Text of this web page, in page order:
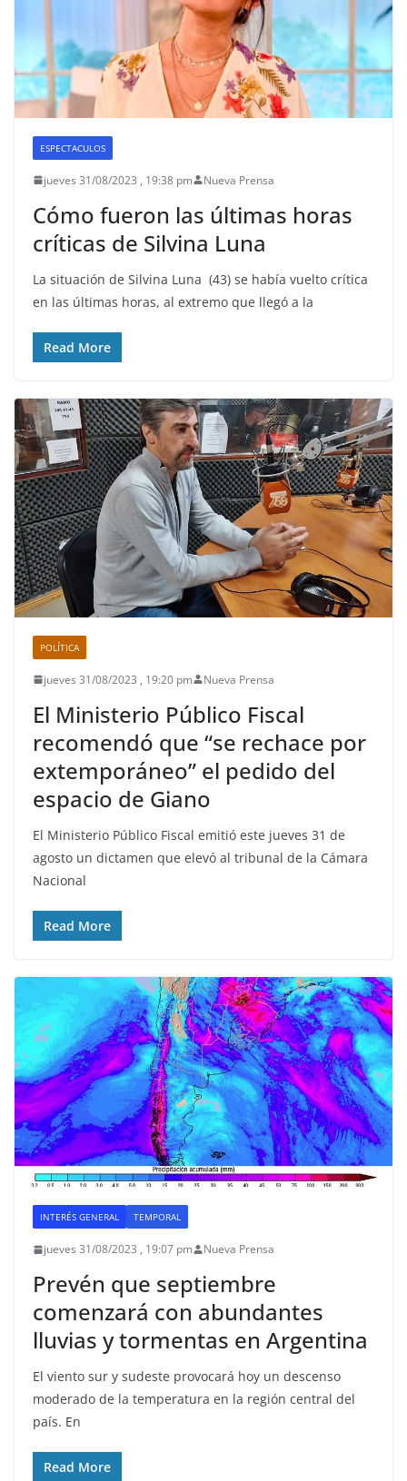
ESPECTACULOS
jueves 31/08/2023 , 19:38 pm Nueva Prensa
Cómo fueron las últimas horas
críticas de Silvina Luna
La situación de Silvina Luna (43) se había vuelto crítica
en las últimas horas, al extremo que llegó a la
Read More
POLÍTICA
jueves 31/08/2023 , 19:20 pm Nueva Prensa
El Ministerio Público Fiscal
recomendó que “se rechace por
extemporáneo” el pedido del
espacio de Giano
El Ministerio Público Fiscal emitió este jueves 31 de
agosto un dictamen que elevó al tribunal de la Cámara
Nacional
Read More
INTERÉS GENERAL TEMPORAL
jueves 31/08/2023 , 19:07 pm Nueva Prensa
Prevén que septiembre
comenzará con abundantes
lluvias y tormentas en Argentina
El viento sur y sudeste provocará hoy un descenso
moderado de la temperatura en la región central del
país. En
Read More